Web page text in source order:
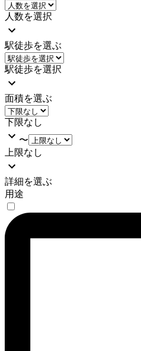
人数を選択
駅徒歩を選ぶ
駅徒歩を選択
面積を選ぶ
下限なし
〜
上限なし
詳細を選ぶ
用途